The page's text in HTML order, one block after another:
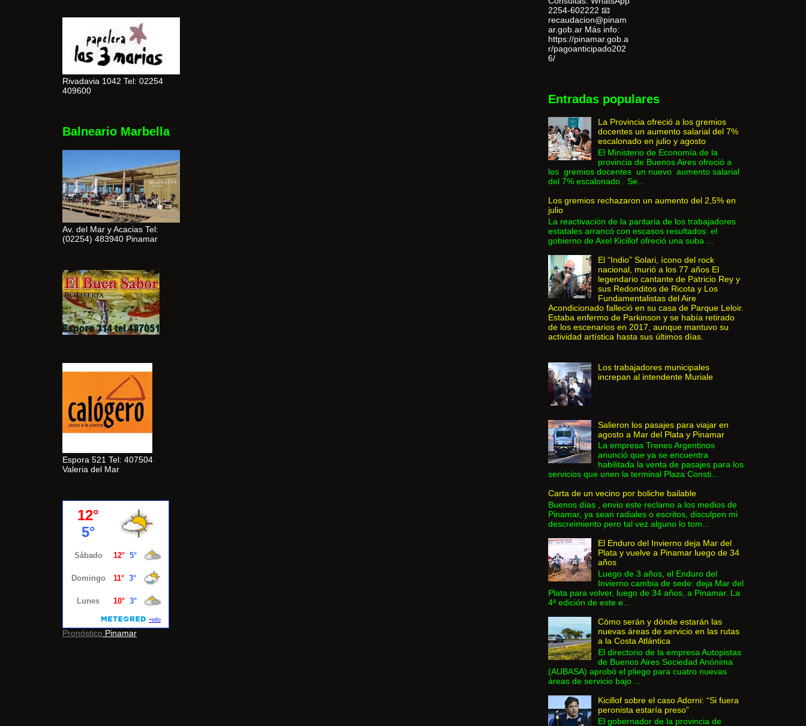
Rivadavia 1042 Tel: 02254
409600
Balneario Marbella
Av. del Mar y Acacias Tel:
(02254) 483940 Pinamar
Espora 521 Tel: 407504
Valeria del Mar
Pronóstico Pinamar
2254-602222 📧
recaudacion@pinam
ar.gob.ar Más info:
https://pinamar.gob.a
r/pagoanticipado202
6/
Entradas populares
La Provincia ofreció a los gremios
docentes un aumento salarial del 7%
escalonado en julio y agosto
El Ministerio de Economía de la
provincia de Buenos Aires ofreció a
los gremios docentes un nuevo aumento salarial
del 7% escalonado . Se...
Los gremios rechazaron un aumento del 2,5% en
julio
La reactivación de la paritaria de los trabajadores
estatales arrancó con escasos resultados: el
gobierno de Axel Kicillof ofreció una suba ...
El “Indio” Solari, ícono del rock
nacional, murió a los 77 años El
legendario cantante de Patricio Rey y
sus Redonditos de Ricota y Los
Fundamentalistas del Aire
Acondicionado falleció en su casa de Parque Leloir.
Estaba enfermo de Parkinson y se había retirado
de los escenarios en 2017, aunque mantuvo su
actividad artística hasta sus últimos días.
Los trabajadores municipales
increpan al intendente Muriale
Salieron los pasajes para viajar en
agosto a Mar del Plata y Pinamar
La empresa Trenes Argentinos
anunció que ya se encuentra
habilitada la venta de pasajes para los
servicios que unen la terminal Plaza Consti...
Carta de un vecino por boliche bailable
Buenos días , envio este reclamo a los medios de
Pinamar, ya sean radiales o escritos, disculpen mi
descreimiento pero tal vez alguno lo tom...
El Enduro del Invierno deja Mar del
Plata y vuelve a Pinamar luego de 34
años
Luego de 3 años, el Enduro del
Invierno cambia de sede: deja Mar del
Plata para volver, luego de 34 años, a Pinamar. La
4ª edición de este e...
Cómo serán y dónde estarán las
nuevas áreas de servicio en las rutas
a la Costa Atlántica
El directorio de la empresa Autopistas
de Buenos Aires Sociedad Anónima
(AUBASA) aprobó el pliego para cuatro nuevas
áreas de servicio bajo ...
Kicillof sobre el caso Adorni: “Si fuera
peronista estaría preso”
El gobernador de la provincia de